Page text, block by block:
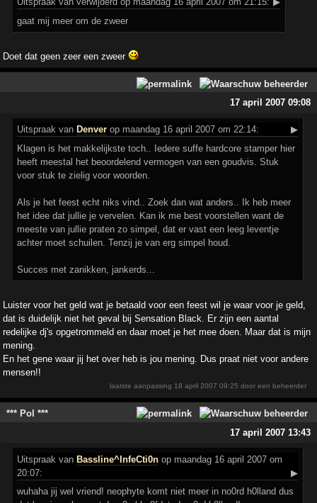
gaat mij meer om de zweer
Doet dat geen zeer een zweer
17 april 2007 09:08
Uitspraak van Denver op maandag 16 april 2007 om 22:14:
▶
Klagen is het makkelijkste toch.. Iedere suffe hardcore stamper hier
heeft meestal het beoordelend vermogen van een goudvis. Stuk
voor stuk te zielig voor woorden.
Als je het feest echt niks vind.. Zoek dan wat anders.. Ik heb meer
het idee dat jullie je vervelen. Kan ik me best voorstellen want de
meeste van jullie praten zo simpel, dat er vast een leeg leventje
achter moet schuilen. Tenzij je van erg simpel houd.
Succes met zanikken, jankerds...
Luister voor het geld wat je betaald voor een feest wil je waar voor je geld,
dat is duidelijk niet het geval bij Sensation Black. Er zijn een aantal
redelijke dj's opgetrommeld en daar moet je het mee doen. Maar dat is mijn
mening.
En het gene waar jij het over heb is jou mening. Dus praat niet voor andere
mensen!!
laatste aanpassing 18 april 2007 09:25 door een beheerder
*** Pol ***
17 april 2007 13:43
Uitspraak vanBassline^InfeCti0n op maandag 16 april 2007 om
20:07:
▶
wuhaha jij wel vriend! neophyte komt niet meer in no0rd h0lland dus